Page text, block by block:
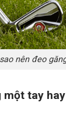
nên đeo
một tay